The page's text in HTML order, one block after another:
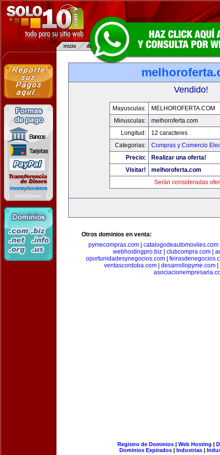
Vendido!
Mayusculas:
MELHOROFERTA.COM
Minusculas:
melhoroferta.com
Longitud:
12 caracteres
Categorias:
Compras y Comercio
Precio:
Realizar una oferta!
Visitar!
melhoroferta.com
Serán consideradas
Otros dominios en venta:
pymecompras.com| catalogodeautomoviles.com
webhostingpro.biz| clubcompra.com|
oportunidadesynegocios.com|
ventascordoba.com| desarrollopyme.com|
Registro de Dominios| Web Hosting |
Dominios Expirados | Industrias |